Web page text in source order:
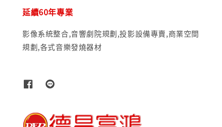
延續60年專業
影像系統整合,音響劇院規劃,投影設備專賣,商業空間
規劃,各式音樂發燒器材